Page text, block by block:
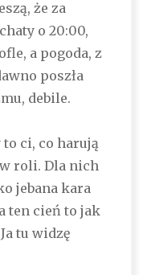
że za
o 20:00,
a pogoda, z
poszła
debile.
ci, co harują
roli. Dla nich
jebana kara
ten cień to jak
tu widzę